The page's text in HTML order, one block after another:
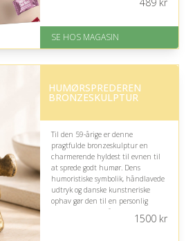
hvis modtageren holder af søde
På lager
Levering: 1-3 dage
God Trustpilot rating på 4.1 ud
SE HOS MAGASIN
HUMØRSPREDEREN
BRONZESKULPTUR
Til den 59-årige er denne
pragtfulde bronzeskulptur en
charmerende hyldest til evnen til
at sprede godt humør. Dens
humoristiske symbolik, håndlavede
udtryk og danske kunstneriske
ophav gør den til en personlig
dekoration med både varme og1500kr